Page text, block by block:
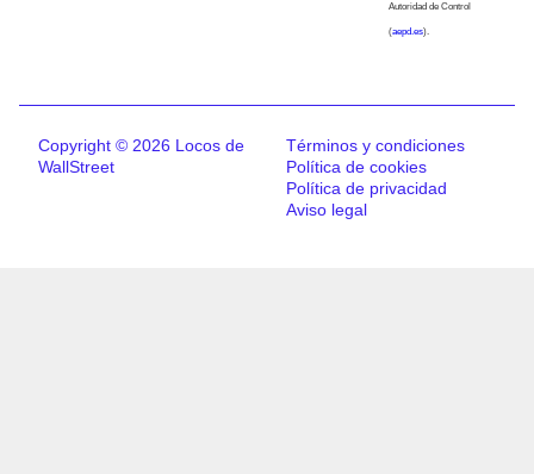
Autoridad de Control
(aepd.es).
Copyright © 2026 Locos de
WallStreet
Términos y condiciones
Política de cookies
Política de privacidad
Aviso legal